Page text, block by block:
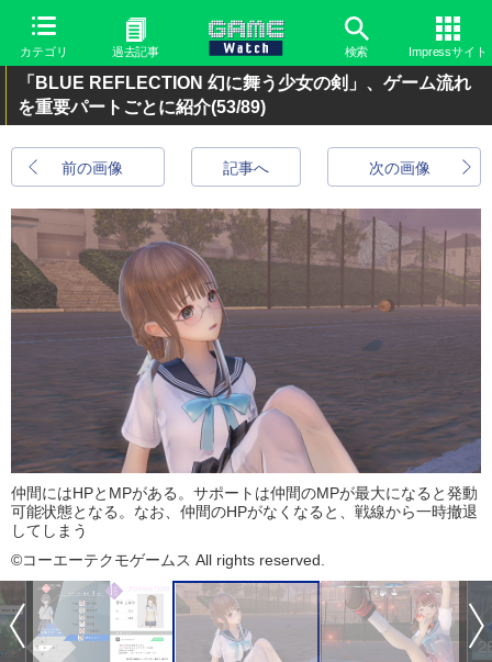
カテゴリ 過去記事 検索 Impressサイト
「BLUE REFLECTION 幻に舞う少女の剣」、ゲーム流れ
を重要パートごとに紹介(53/89)
前の画像 次の画像
記事へ
仲間にはHPとMPがある。サポートは仲間のMPが最大になると発動
可能状態となる。なお、仲間のHPがなくなると、戦線から一時撤退
してしまう
©コーエーテクモゲームス All rights reserved.